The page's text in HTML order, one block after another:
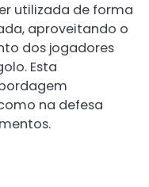
utilizada de forma
aproveitando o
dos jogadores
Esta
na defesa